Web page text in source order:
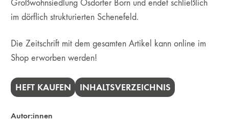
Großwohnsiedlung Osdorfer Born und endet schließlich
im dörflich strukturierten Schenefeld.
Die Zeitschrift mit dem gesamten Artikel kann online im
Shop erworben werden!
HEFT KAUFEN INHALTSVERZEICHNIS
Autor:innen